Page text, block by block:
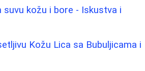
suvu kožu i bore - Iskustva i
Kožu Lica sa Bubuljicama i